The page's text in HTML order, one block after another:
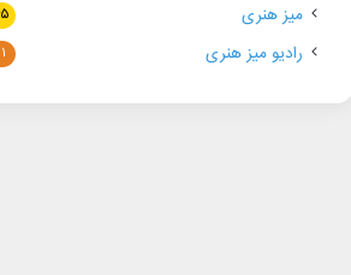
میز هنری
رادیو میز هنری